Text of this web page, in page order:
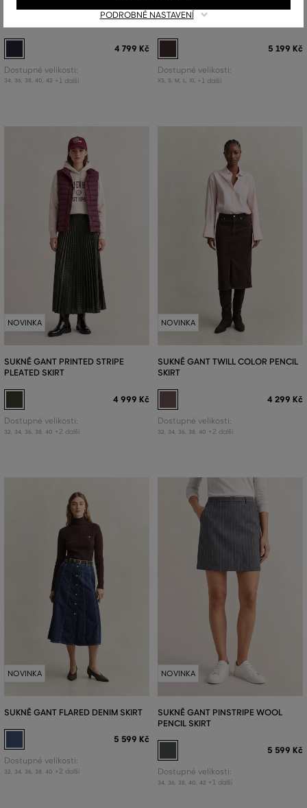
SUKNĚ GANT WOOL BLEND PENCIL
4 799 Kč
Dostupné velikosti:
34 36 38 40 42 +1 další
SUKNĚ GANT SUPERFINE
LAMBSWOOL SKIRT
5 199 Kč
Dostupné velikosti:
XS, S, M L, XL +1 další
NOVINKA
SUKNĚ GANT PRINTED STRIPE
PLEATED SKIRT
4 999 Kč
Dostupné velikosti:
32 34 36 38 40 +2 další
NOVINKA
SUKNĚ GANT TWILL COLOR PENCIL
SKIRT
4 299 Kč
Dostupné velikosti:
32 34 36 38 40 +2 další
NOVINKA
SUKNĚ GANT FLARED DENIM SKIRT
5 599 Kč
Dostupné velikosti:
32 34 36 38 40 +2 další
NOVINKA
SUKNĚ GANT PINSTRIPE WOOL
PENCIL SKIRT
5 599 Kč
Dostupné velikosti:
34 36 38 40 42 +1 další
PODROBNÉ NASTAVENÍ